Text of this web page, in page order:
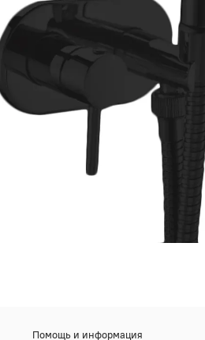
Помощь и информация